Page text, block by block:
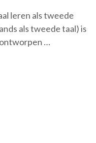
leren als tweede
als tweede taal) is
ontworpen …